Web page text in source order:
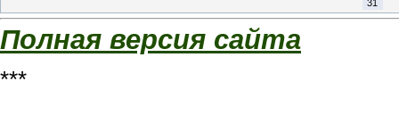
31
Полная версия сайта
***